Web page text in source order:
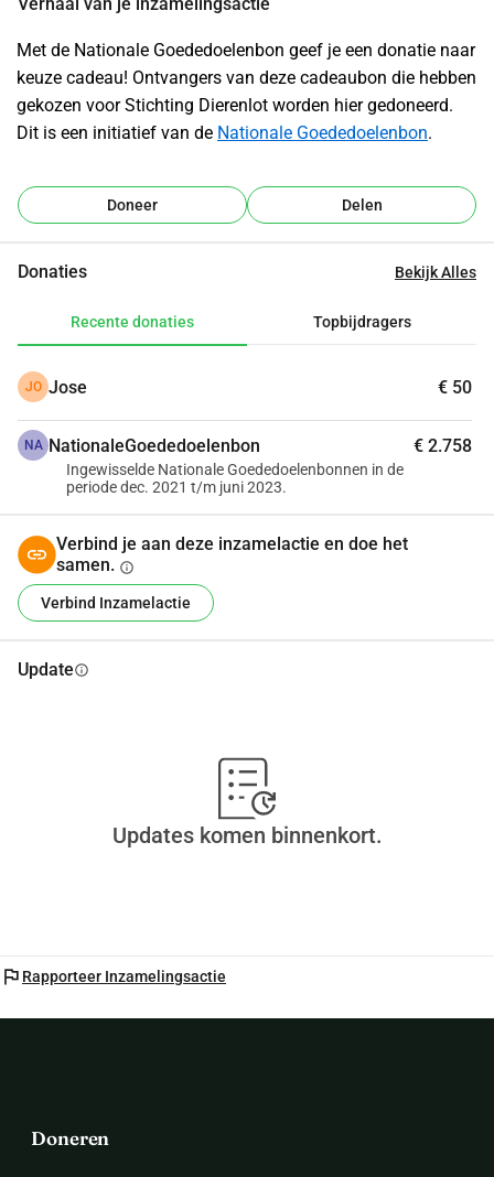
Met de Nationale Goededoelenbon geef je een donatie naar
keuze cadeau! Ontvangers van deze cadeaubon die hebben
gekozen voor Stichting Dierenlot worden hier gedoneerd.
Dit is een initiatief van de Nationale Goededoelenbon.
Doneer Delen
Donaties Bekijk Alles
Recente donaties Topbijdragers
JO Jose € 50
NA NationaleGoededoelenbon € 2.758
Ingewisselde Nationale Goededoelenbonnen in de
periode dec. 2021 t/m juni 2023.
Verbind je aan deze inzamelactie en doe het
samen. info
Verbind Inzamelactie
Updateinfo
Updates komen binnenkort.
flag Rapporteer Inzamelingsactie
Doneren